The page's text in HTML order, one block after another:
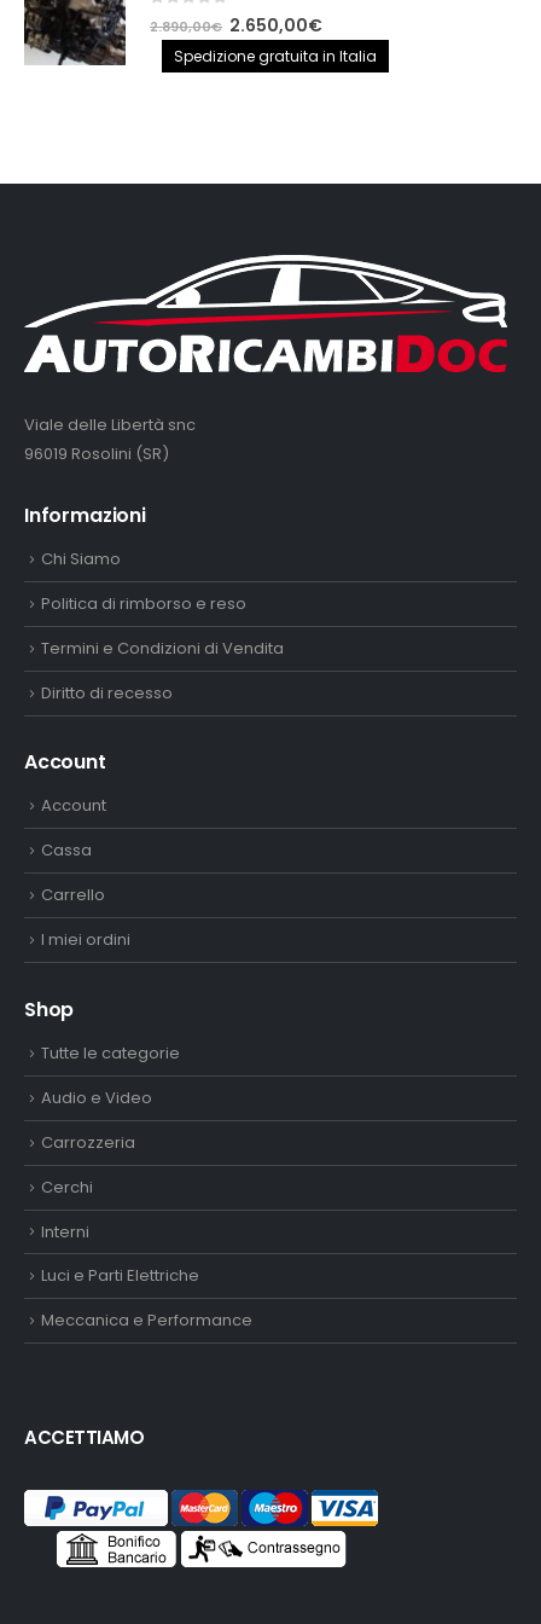
out of 5
2.890,00€ Il
prezzo
originale
2.650,00€Il
prezzo
attuale
Spedizione gratuita in Italia
Viale delle Libertà snc
96019 Rosolini (SR)
Informazioni
Chi Siamo
Politica di rimborso e reso
Termini e Condizioni di Vendita
Diritto di recesso
Account
Account
Cassa
Carrello
I miei ordini
Shop
Tutte le categorie
Audio e Video
Carrozzeria
Cerchi
Interni
Luci e Parti Elettriche
Meccanica e Performance
ACCETTIAMO